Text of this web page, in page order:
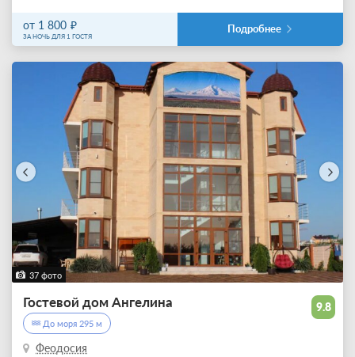
от 1 800
ЗА НОЧЬ ДЛЯ 1 ГОСТЯ
Подробнее
37 фото
9.8
Гостевой дом Ангелина
До моря 295 м
Феодосия